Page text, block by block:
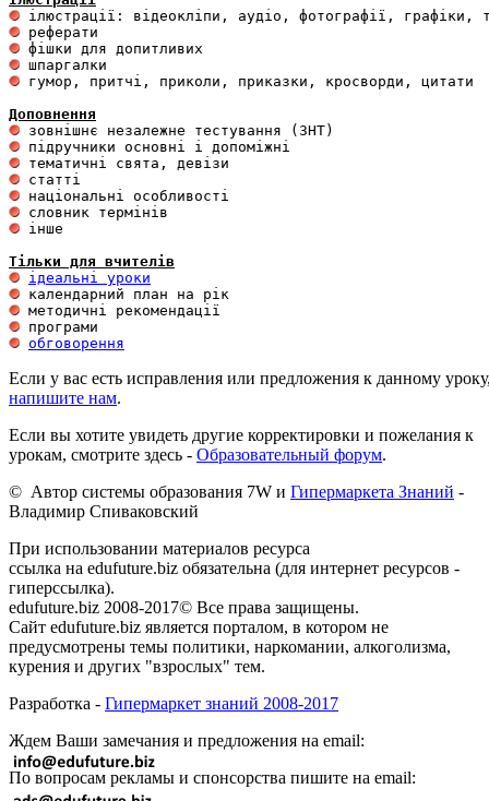
гумор, притчі, приколи, приказки, кросворди, цитати
Доповнення
інше
Тільки для вчителів
ідеальні уроки
обговорення
Если у вас есть исправления или предложения к данному
напишите нам.
Если вы хотите увидеть другие корректировки и пожелания к
урокам, смотрите здесь - Образовательный форум.
© Автор системы образования 7W и Гипермаркета Знаний -
Владимир Спиваковский
При использовании материалов ресурса
ссылка на edufuture.biz обязательна (для интернет ресурсов -
гиперссылка).
edufuture.biz 2008-2017© Все права защищены.
Сайт edufuture.biz является порталом, в котором не
предусмотрены темы политики, наркомании, алкоголизма,
курения и других "взрослых" тем.
Разработка - Гипермаркет знаний 2008-2017
Ждем Ваши замечания и предложения на email:
По вопросам рекламы и спонсорства пишите на email: